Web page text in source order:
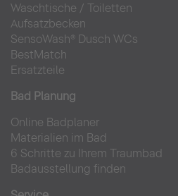
Waschtische / Toiletten
Aufsatzbecken
SensoWash® Dusch WCs
BestMatch
Ersatzteile
Bad Planung
Online Badplaner
Materialien im Bad
6 Schritte zu Ihrem Traumbad
Badausstellung finden